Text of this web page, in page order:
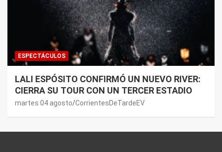
ESPECTÁCULOS
LALI ESPÓSITO CONFIRMÓ UN NUEVO RIVER:
CIERRA SU TOUR CON UN TERCER ESTADIO
martes 04 agosto CorrientesDeTardeEV